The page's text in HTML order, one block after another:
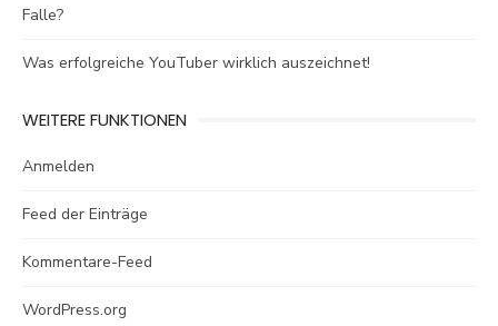
Falle?
Was erfolgreiche YouTuber wirklich auszeichnet!
WEITERE FUNKTIONEN
Anmelden
Feed der Einträge
Kommentare-Feed
WordPress.org